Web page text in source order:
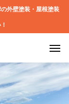
外壁塗装・屋根塗装